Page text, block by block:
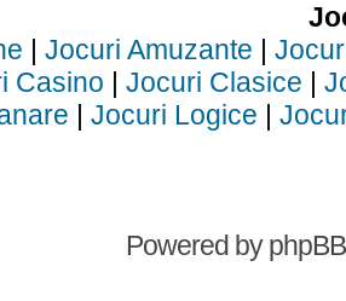
| Jocuri Amuzante |
Casino | Jocuri Clasice |
| Jocuri Logice |
Powered byphpBB